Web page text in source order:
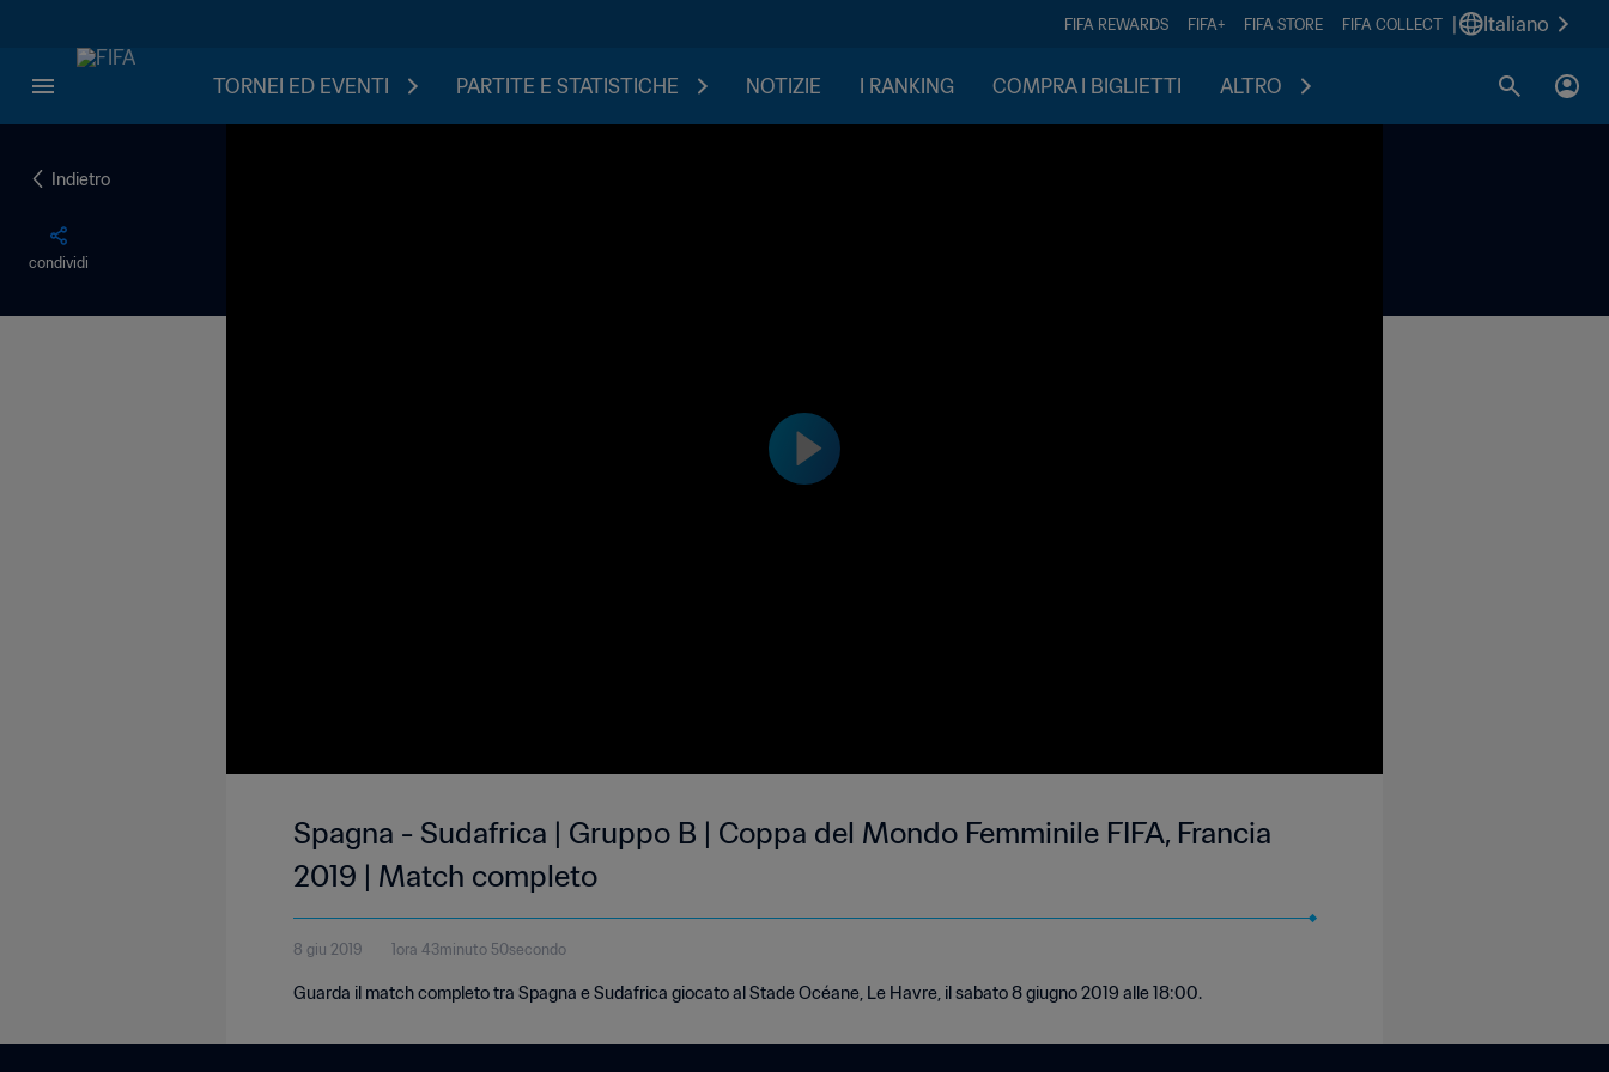
FIFA REWARDS FIFA+ FIFA STORE FIFA COLLECT Italiano
TORNEI ED EVENTI PARTITE E STATISTICHE NOTIZIE I RANKING COMPRA I BIGLIETTI ALTRO
Indietro
condividi
Spagna - Sudafrica | Gruppo B | Coppa del Mondo Femminile FIFA, Francia
2019 | Match completo
8 giu 2019 1ora 43minuto 50secondo
Guarda il match completo tra Spagna e Sudafrica giocato al Stade Océane, Le Havre, il sabato 8 giugno 2019 alle 18:00.